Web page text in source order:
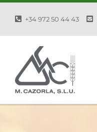
content
+34 972 50 44 43